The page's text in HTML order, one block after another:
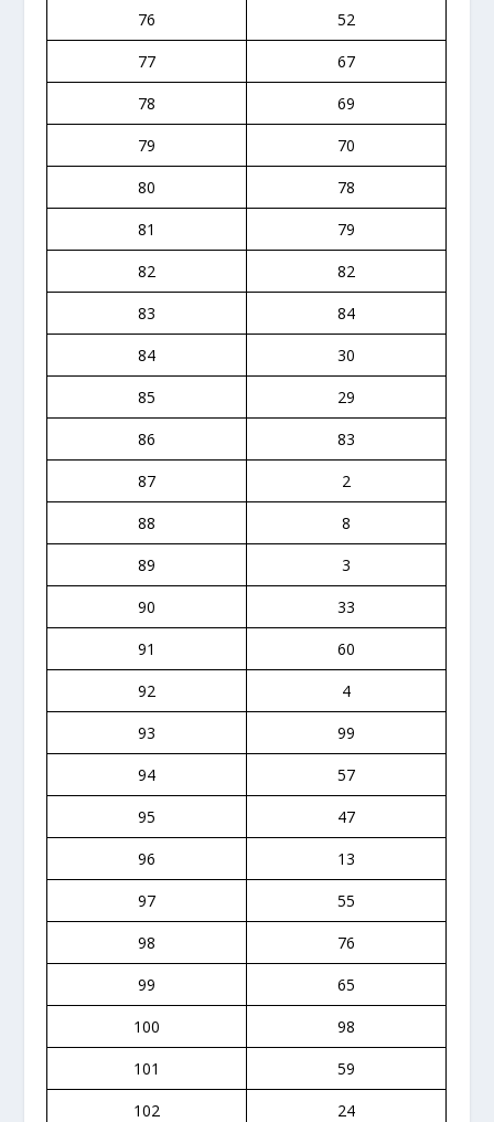
76
52
77
67
78
69
79
70
80
78
81
79
82
82
83
84
84
30
85
29
86
83
87
2
88
8
89
3
90
33
91
60
92
4
93
99
94
57
95
47
96
13
97
55
98
76
99
65
100
98
101
59
102
24